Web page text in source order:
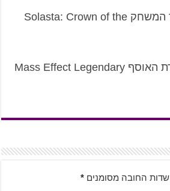
עולם קסום – סיקור המשחק Solasta: Crown of the
אופרת חלל – ביקורת האוסף Mass Effect Legendary
שדות החובה מסומנים *